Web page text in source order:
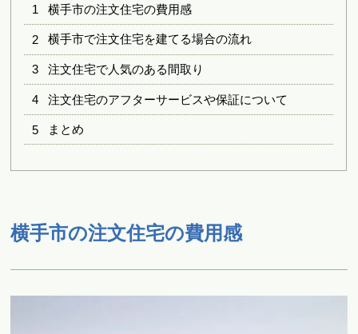
1 横手市の注文住宅の費用感
2 横手市で注文住宅を建てる場合の流れ
3 注文住宅で人気のある間取り
4 注文住宅のアフターサービスや保証について
5 まとめ
横手市の注文住宅の費用感